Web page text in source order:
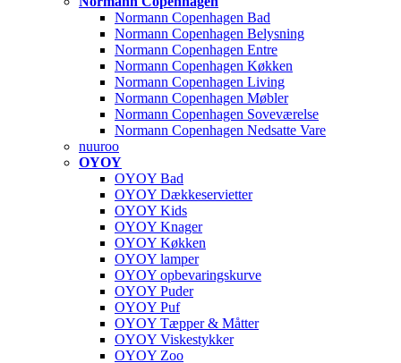
Normann Copenhagen Bad
Normann Copenhagen Belysning
Normann Copenhagen Entre
Normann Copenhagen Køkken
Normann Copenhagen Living
Normann Copenhagen Møbler
Normann Copenhagen Soveværelse
Normann Copenhagen Nedsatte Vare
nuuroo
OYOY
OYOY Bad
OYOY Dækkeservietter
OYOY Kids
OYOY Knager
OYOY Køkken
OYOY lamper
OYOY opbevaringskurve
OYOY Puder
OYOY Puf
OYOY Tæpper & Måtter
OYOY Viskestykker
OYOY Zoo